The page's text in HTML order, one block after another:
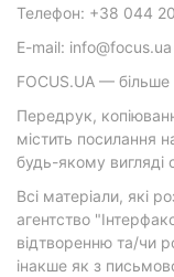
Телефон: +38 044
E-mail: info@focus.ua
FOCUS.UA —
Передрук,
містить посилання
будь-якому вигляді
Всі матеріали, які
агентство
відтворенню та/чи
інакше як з